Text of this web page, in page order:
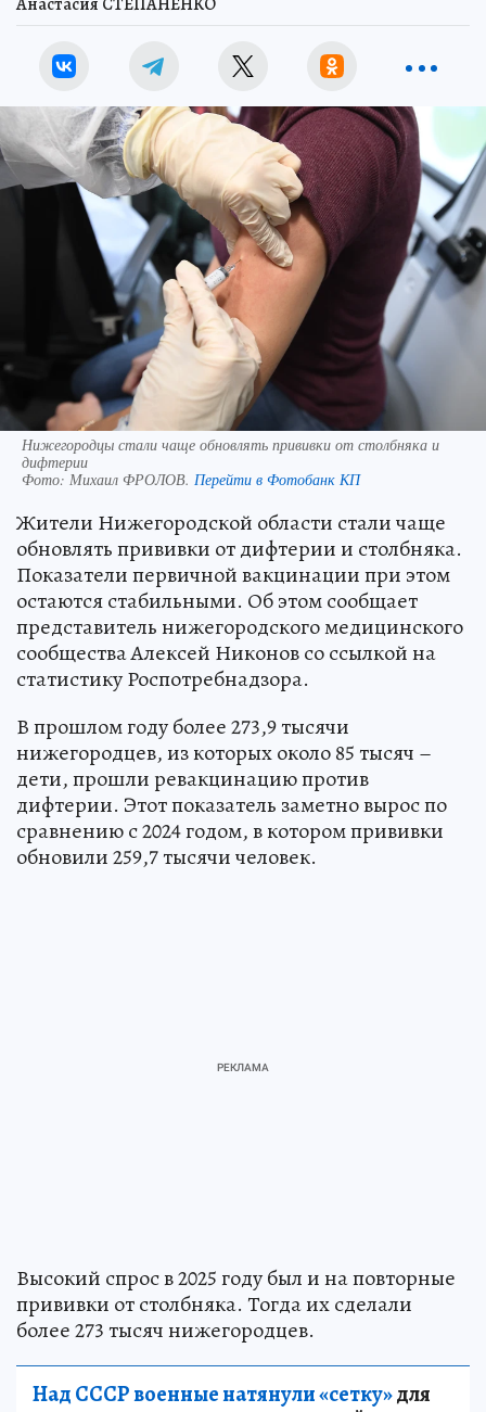
Нижегородцы стали чаще обновлять прививки от столбняка и
дифтерии
Фото: Михаил ФРОЛОВ. Перейти в Фотобанк КП
Жители Нижегородской области стали чаще
обновлять прививки от дифтерии и столбняка.
Показатели первичной вакцинации при этом
остаются стабильными. Об этом сообщает
представитель нижегородского медицинского
сообщества Алексей Никонов со ссылкой на
статистику Роспотребнадзора.
В прошлом году более 273,9 тысячи
нижегородцев, из которых около 85 тысяч –
дети, прошли ревакцинацию против
дифтерии. Этот показатель заметно вырос по
сравнению с 2024 годом, в котором прививки
обновили 259,7 тысячи человек.
Высокий спрос в 2025 году был и на повторные
прививки от столбняка. Тогда их сделали
более 273 тысяч нижегородцев.
Над СССР военные натянули «сетку»для